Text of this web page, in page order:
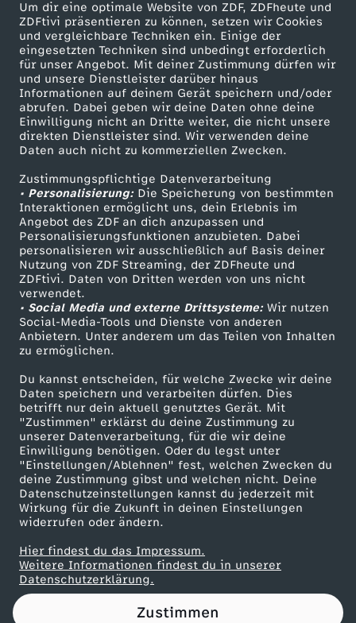
Um dir eine optimale Website von ZDF, ZDFheute und
ZDFtivi präsentieren zu können, setzen wir Cookies
und vergleichbare Techniken ein. Einige der
eingesetzten Techniken sind unbedingt erforderlich
für unser Angebot. Mit deiner Zustimmung dürfen wir
und unsere Dienstleister darüber hinaus
Informationen auf deinem Gerät speichern und/oder
abrufen. Dabei geben wir deine Daten ohne deine
Einwilligung nicht an Dritte weiter, die nicht unsere
direkten Dienstleister sind. Wir verwenden deine
Daten auch nicht zu kommerziellen Zwecken.
Zustimmungspflichtige Datenverarbeitung
• Personalisierung:Die Speicherung von bestimmten
Interaktionen ermöglicht uns, dein Erlebnis im
Angebot des ZDF an dich anzupassen und
Personalisierungsfunktionen anzubieten. Dabei
personalisieren wir ausschließlich auf Basis deiner
Nutzung von ZDF Streaming, der ZDFheute und
ZDFtivi. Daten von Dritten werden von uns nicht
verwendet.
• Social Media und externe Drittsysteme:Wir nutzen
Social-Media-Tools und Dienste von anderen
Anbietern. Unter anderem um das Teilen von Inhalten
zu ermöglichen.
Du kannst entscheiden, für welche Zwecke wir deine
Daten speichern und verarbeiten dürfen. Dies
betrifft nur dein aktuell genutztes Gerät. Mit
"Zustimmen" erklärst du deine Zustimmung zu
unserer Datenverarbeitung, für die wir deine
Einwilligung benötigen. Oder du legst unter
"Einstellungen/Ablehnen" fest, welchen Zwecken du
deine Zustimmung gibst und welchen nicht. Deine
Datenschutzeinstellungen kannst du jederzeit mit
Wirkung für die Zukunft in deinen Einstellungen
widerrufen oder ändern.
Hier findest du das Impressum.
Weitere Informationen findest du in unserer
Datenschutzerklärung.
Zustimmen
u
m
T
r
e
n
d
b
a
r
o
m
e
t
e
r
Mehr ZDF
ZDF-Apps
Smart TV
ZDFtext
Livestreams
Sendungen A-Z
TV-Programm
Service
ZDFmitreden
Kontakt zum ZDF
Tickets
Zuschauerservice
Hilfe
ZDF Unternehmen
Karriere
ZDF goes Schule
Werbefernsehen
Mainzelmännchen
Partner